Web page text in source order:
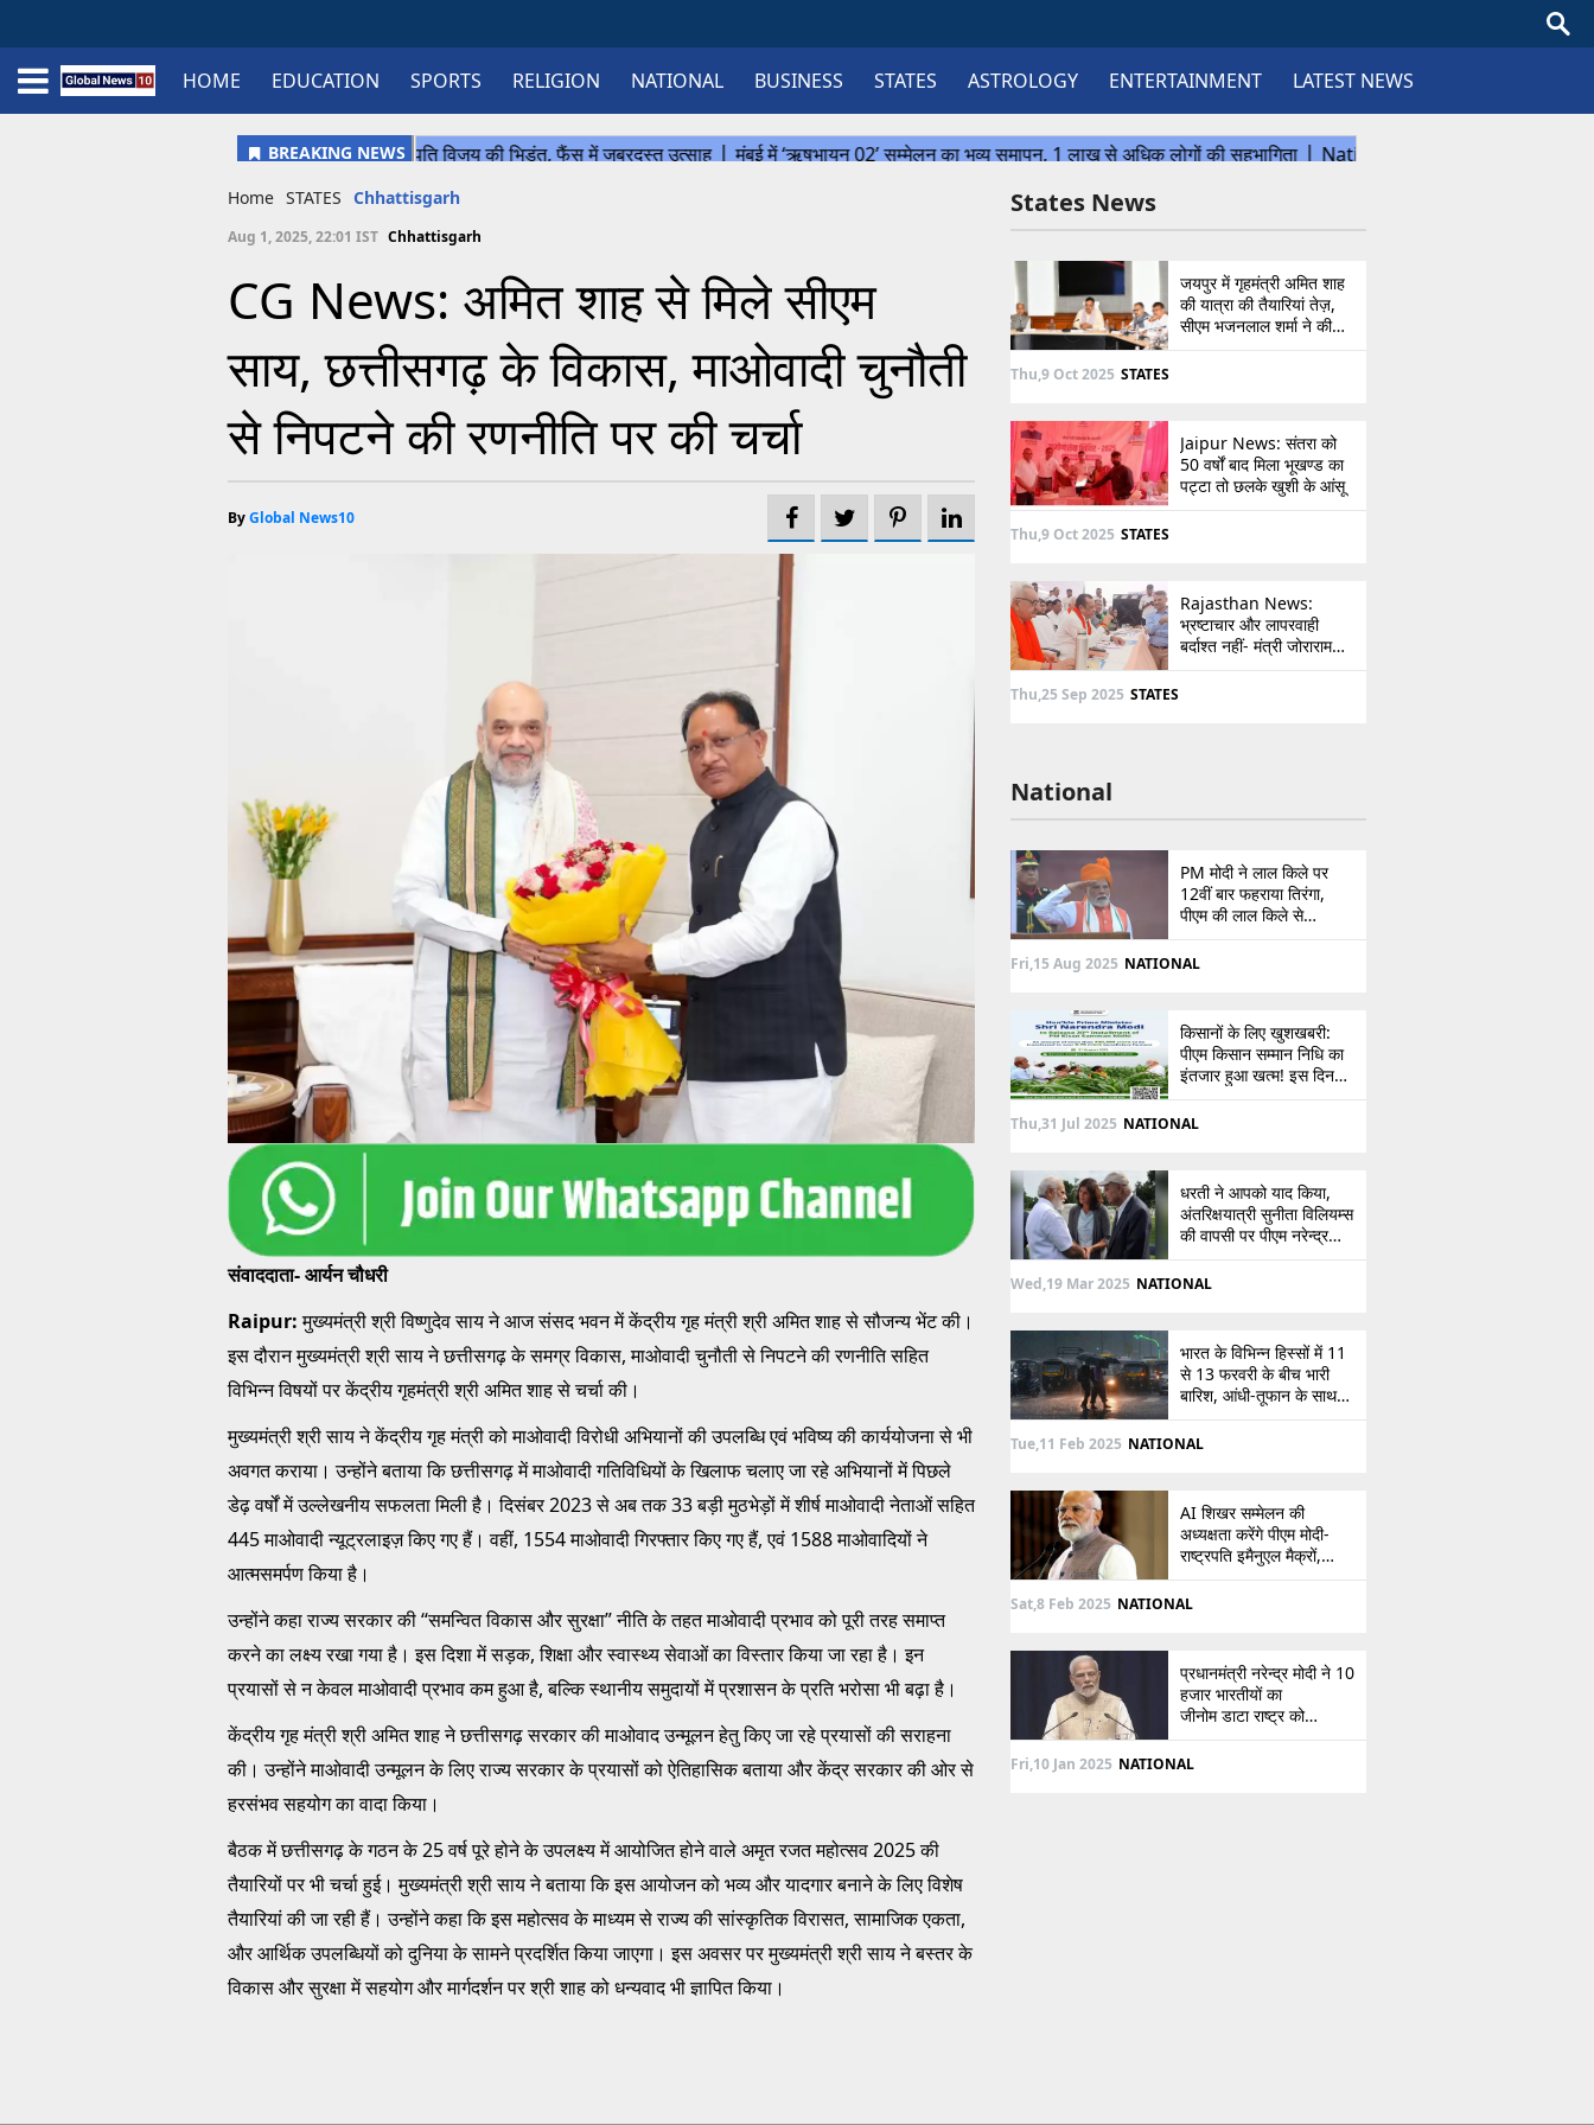
Home
Schedule
STATES
Sports
Gallery
Soccer
Upcoming Events
BPL
Fixtures
Pink Test
Look Around
Contact Us
About Us HOME EDUCATION SPORTS RELIGION NATIONAL BUSINESS STATES ASTROLOGY ENTERTAINMENT LATEST NEWS
Home STATES Chhattisgarh
Aug 1, 2025, 22:01 IST Chhattisgarh
CG News: अमित शाह से मिले सीएम
साय, छत्तीसगढ़ के विकास, माओवादी चुनौती
से निपटने की रणनीति पर की चर्चा
ByGlobal News10
संवाददाता- आर्यन चौधरी
Raipur:मुख्यमंत्री श्री विष्णुदेव साय ने आज संसद भवन में केंद्रीय गृह मंत्री श्री अमित शाह से सौजन्य भेंट की।
इस दौरान मुख्यमंत्री श्री साय ने छत्तीसगढ़ के समग्र विकास, माओवादी चुनौती से निपटने की रणनीति सहित
विभिन्न विषयों पर केंद्रीय गृहमंत्री श्री अमित शाह से चर्चा की।
मुख्यमंत्री श्री साय ने केंद्रीय गृह मंत्री को माओवादी विरोधी अभियानों की उपलब्धि एवं भविष्य की कार्ययोजना से भी
अवगत कराया। उन्होंने बताया कि छत्तीसगढ़ में माओवादी गतिविधियों के खिलाफ चलाए जा रहे अभियानों में पिछले
डेढ़ वर्षों में उल्लेखनीय सफलता मिली है। दिसंबर 2023 से अब तक 33 बड़ी मुठभेड़ों में शीर्ष माओवादी नेताओं सहित
445 माओवादी न्यूट्रलाइज़ किए गए हैं। वहीं, 1554 माओवादी गिरफ्तार किए गए हैं, एवं 1588 माओवादियों ने
आत्मसमर्पण किया है।
उन्होंने कहा राज्य सरकार की “समन्वित विकास और सुरक्षा” नीति के तहत माओवादी प्रभाव को पूरी तरह समाप्त
करने का लक्ष्य रखा गया है। इस दिशा में सड़क, शिक्षा और स्वास्थ्य सेवाओं का विस्तार किया जा रहा है। इन
प्रयासों से न केवल माओवादी प्रभाव कम हुआ है, बल्कि स्थानीय समुदायों में प्रशासन के प्रति भरोसा भी बढ़ा है।
केंद्रीय गृह मंत्री श्री अमित शाह ने छत्तीसगढ़ सरकार की माओवाद उन्मूलन हेतु किए जा रहे प्रयासों की सराहना
की। उन्होंने माओवादी उन्मूलन के लिए राज्य सरकार के प्रयासों को ऐतिहासिक बताया और केंद्र सरकार की ओर से
हरसंभव सहयोग का वादा किया।
बैठक में छत्तीसगढ़ के गठन के 25 वर्ष पूरे होने के उपलक्ष्य में आयोजित होने वाले अमृत रजत महोत्सव 2025 की
तैयारियों पर भी चर्चा हुई। मुख्यमंत्री श्री साय ने बताया कि इस आयोजन को भव्य और यादगार बनाने के लिए विशेष
तैयारियां की जा रही हैं। उन्होंने कहा कि इस महोत्सव के माध्यम से राज्य की सांस्कृतिक विरासत, सामाजिक एकता,
और आर्थिक उपलब्धियों को दुनिया के सामने प्रदर्शित किया जाएगा। इस अवसर पर मुख्यमंत्री श्री साय ने बस्तर के
विकास और सुरक्षा में सहयोग और मार्गदर्शन पर श्री शाह को धन्यवाद भी ज्ञापित किया।
States News
जयपुर में गृहमंत्री अमित शाह
की यात्रा की तैयारियां तेज़,
सीएम भजनलाल शर्मा ने की
उच्चस्तरीय बैठक
Thu,9 Oct 2025 STATES
Jaipur News: संतरा को
50 वर्षों बाद मिला भूखण्ड का
पट्टा तो छलके खुशी के आंसू
Thu,9 Oct 2025 STATES
Rajasthan News:
भ्रष्टाचार और लापरवाही
बर्दाश्त नहीं- मंत्री जोराराम
कुमावत ने शहरी सेवा शिविर में
Thu,25 Sep 2025 STATES
National
PM मोदी ने लाल किले पर
12वीं बार फहराया तिरंगा,
पीएम की लाल किले से
पाकिस्तान को सीधी
ललकार, प्रधानमंत्री ने 103
Fri,15 Aug 2025 NATIONAL
किसानों के लिए खुशखबरी:
पीएम किसान सम्मान निधि का
इंतजार हुआ खत्म! इस दिन
खाते में आएंगे 2,000 रुपये,
देखें
Thu,31 Jul 2025 NATIONAL
धरती ने आपको याद किया,
अंतरिक्षयात्री सुनीता विलियम्स
की वापसी पर पीएम नरेन्द्र
मोदी की पोस्ट
Wed,19 Mar 2025 NATIONAL
भारत के विभिन्न हिस्सों में 11
से 13 फरवरी के बीच भारी
बारिश, आंधी-तूफान के साथ
बर्फबारी का अलर्ट
Tue,11 Feb 2025 NATIONAL
AI शिखर सम्मेलन की
अध्यक्षता करेंगे पीएम मोदी-
राष्ट्रपति इमैनुएल मैक्रों,
भारत-फ्रांस संबंधों को देंगे नई
दिशा
Sat,8 Feb 2025 NATIONAL
प्रधानमंत्री नरेन्द्र मोदी ने 10
हजार भारतीयों का
जीनोम डाटा राष्ट्र को
सौंपा, जानें इसके बारे में
Fri,10 Jan 2025 NATIONAL